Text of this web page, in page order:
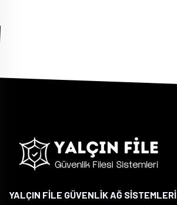
YALÇIN FİLE GÜVENLİK AĞ SİSTEMLERİ